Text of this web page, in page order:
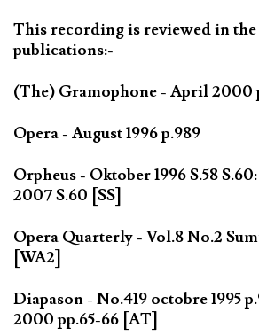
This recording is reviewed in
publications:-
(The) Gramophone - April 2000
Opera - August 1996 p.989
Orpheus - Oktober 1996 S.58
2007 S.60 [SS]
Opera Quarterly - Vol.8 No.2
[WA2]
Diapason - No.419 octobre 1995
2000 pp.65-66 [AT]